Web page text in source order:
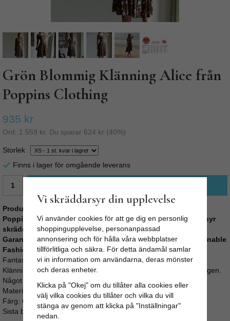
Grön Blommig Klänning Alice från
Poppins Clothing
935 kr
Ord. 1 559 kr . Du sparar 624 kr (40%)
Storlek
Finns i lager för omgående leverans
Produktbeskrivning:
Poppins Clothing väljer personligen alla tyger och sedan syr
skräddare plaggen i hemmet på egen symaskin.
Garanterat hög kvalité, bra arbetsvillkor och lön, sk Sustainable
Fashion. Limited Edition som endast finns på Odd-Living.
Fantastisk finklänning från exklusiva Poppins Clothing.
Klänning med cirelkjol, ärm och nätt urringning. Dragkedja i ryggen.
Något stretchigt material för bättre passform.
Material: 97% bomull 3% spandex
Färg: Grön blommig
Sista bilden är storleksguide med mått
Vi skräddarsyr din upplevelse
Vi använder cookies för att ge dig en personlig
shoppingupplevelse, personanpassad
annonsering och för hålla våra webbplatser
tillförlitliga och säkra. För detta ändamål samlar
vi in information om användarna, deras mönster
och deras enheter.
Klicka på "Okej" om du tillåter alla cookies eller
välj vilka cookies du tillåter och vilka du vill
stänga av genom att klicka på "Inställningar"
nedan.